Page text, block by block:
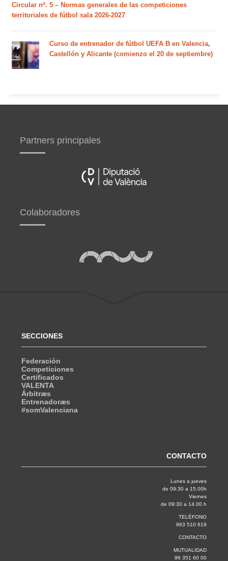
Circular nº. 5 – Normas generales de las competiciones
territoriales de fútbol sala 2026-2027
Curso de entrenador de fútbol UEFA B en Valencia,
Castellón y Alicante (comienzo el 20 de septiembre)
Partners principales
Colaboradores
SECCIONES
Federación
Competiciones
Certificados
VALENTA
Árbitræs
Entrenadoræs
#somValenciana
CONTACTO
Lunes a jueves
de 09:30 a 15.00h
Viernes
de 09:30 a 14.00 h
TELÉFONO
963 510 619
CONTACTO
MUTUALIDAD
96 351 60 00